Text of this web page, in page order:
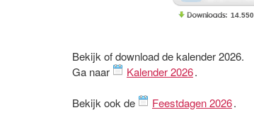
14.550
Bekijk of download de kalender 2026.
Ga naar
Kalender 2026.
Bekijk ook de Feestdagen 2026.